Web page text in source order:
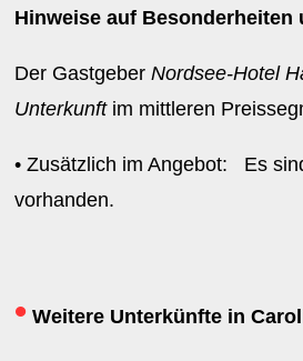
Hinweise auf Besonderheiten
Der GastgeberNordsee-Hotel
Unterkunftim mittleren
• Zusätzlich im Angebot: Es
vorhanden.
• Weitere Unterkünfte in